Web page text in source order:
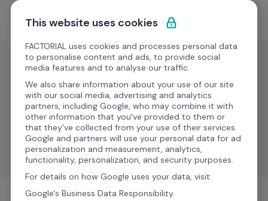
Passa al contenuto
Comincia gratis
Accesso e spazio
ZKTeco
Rivoluziona la rilevazione presenze con soluzioni
innovative basate su tecnologia biometrica e RFID.
This website uses cookies
FACTORIAL uses cookies and processes personal data
to personalise content and ads, to provide social
media features and to analyse our traffic.
We also share information about your use of our site
with our social media, advertising and analytics
partners, including Google, who may combine it with
other information that you've provided to them or
that they've collected from your use of their services.
Google and partners will use your personal data for ad
personalization and measurement, analytics,
functionality, personalization, and security purposes.
For details on how Google uses your data, visit:
Google's Business Data Responsibility.